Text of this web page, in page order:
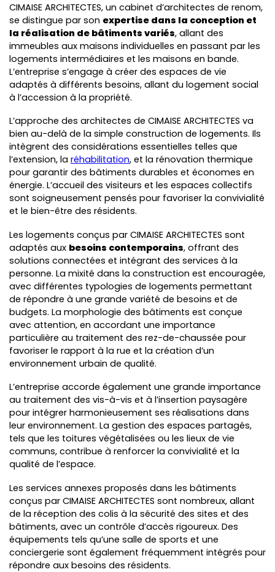
CIMAISE ARCHITECTES, un cabinet d’architectes de renom,
se distingue par son expertise dans la conception et
la réalisation de bâtiments variés, allant des
immeubles aux maisons individuelles en passant par les
logements intermédiaires et les maisons en bande.
L’entreprise s’engage à créer des espaces de vie
adaptés à différents besoins, allant du logement social
à l’accession à la propriété.
L’approche des architectes de CIMAISE ARCHITECTES va
bien au-delà de la simple construction de logements. Ils
intègrent des considérations essentielles telles que
l’extension, la réhabilitation, et la rénovation thermique
pour garantir des bâtiments durables et économes en
énergie. L’accueil des visiteurs et les espaces collectifs
sont soigneusement pensés pour favoriser la convivialité
et le bien-être des résidents.
Les logements conçus par CIMAISE ARCHITECTES sont
adaptés aux besoins contemporains, offrant des
solutions connectées et intégrant des services à la
personne. La mixité dans la construction est encouragée,
avec différentes typologies de logements permettant
de répondre à une grande variété de besoins et de
budgets. La morphologie des bâtiments est conçue
avec attention, en accordant une importance
particulière au traitement des rez-de-chaussée pour
favoriser le rapport à la rue et la création d’un
environnement urbain de qualité.
L’entreprise accorde également une grande importance
au traitement des vis-à-vis et à l’insertion paysagère
pour intégrer harmonieusement ses réalisations dans
leur environnement. La gestion des espaces partagés,
tels que les toitures végétalisées ou les lieux de vie
communs, contribue à renforcer la convivialité et la
qualité de l’espace.
Les services annexes proposés dans les bâtiments
conçus par CIMAISE ARCHITECTES sont nombreux, allant
de la réception des colis à la sécurité des sites et des
bâtiments, avec un contrôle d’accès rigoureux. Des
équipements tels qu’une salle de sports et une
conciergerie sont également fréquemment intégrés pour
répondre aux besoins des résidents.